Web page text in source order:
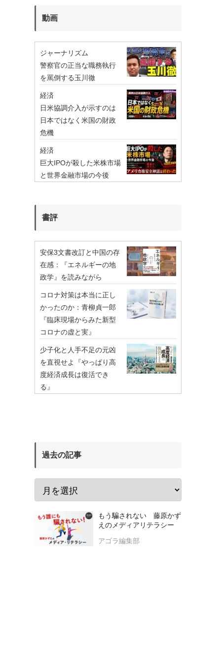
動画
ジャーナリズム
警察官の正当な職務執行
を罵倒する玉川徹
経済
日米協調介入が示すのは
日本ではなく米国の財政
危機
経済
巨大IPOが殺した米株市場
と世界金融市場の今後
書評
安保3文書改訂と中国の存
在感：『エネルギーの地
政学』を読みながら
コロナ対策は本当に正し
かったのか：青柳貞一郎
『臨床現場からみた新型
コロナの虚と実』
少子化と人手不足の元凶
を直視せよ『やっぱり高
度経済成長は復活でき
る』
過去の記事
もう騙されない 藤原かず
えのメディアリテラシー
アゴラ編集部